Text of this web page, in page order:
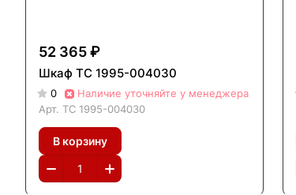
52 365 ₽
Шкаф ТС 1995-004030
0
Наличие уточняйте у менеджера
Арт. ТС 1995-004030
В корзину